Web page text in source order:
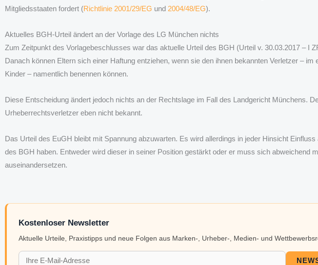
Mitgliedsstaaten fordert (Richtlinie 2001/29/EG und 2004/48/EG).
Aktuelles BGH-Urteil ändert an der Vorlage des LG München nichts
Zum Zeitpunkt des Vorlagebeschlusses war das aktuelle Urteil des BGH (Urteil v. 30.03.2017 – I
Danach können Eltern sich einer Haftung entziehen, wenn sie den ihnen bekannten Verletzer – im
Kinder – namentlich benennen können.
Diese Entscheidung ändert jedoch nichts an der Rechtslage im Fall des Landgericht Münchens.
Urheberrechtsverletzer eben nicht bekannt.
Das Urteil des EuGH bleibt mit Spannung abzuwarten. Es wird allerdings in jeder Hinsicht
des BGH haben. Entweder wird dieser in seiner Position gestärkt oder er muss sich abweichend
auseinandersetzen.
Kostenloser Newsletter
Aktuelle Urteile, Praxistipps und neue Folgen aus Marken-, Urheber-, Medien- und